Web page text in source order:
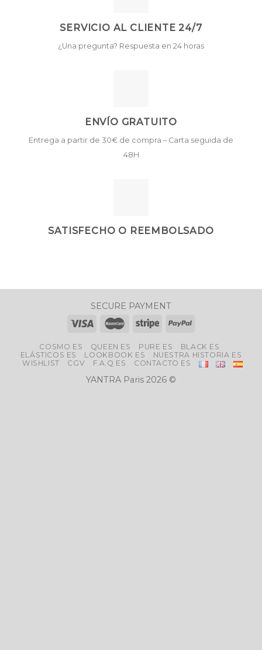
SERVICIO AL CLIENTE 24/7
¿Una pregunta? Respuesta en 24 horas
ENVÍO GRATUITO
Entrega a partir de 30€ de compra – Carta seguida de
48H
SATISFECHO O REEMBOLSADO
SECURE PAYMENT
COSMO ES QUEEN ES PURE ES
BLACK ES
ELÁSTICOS ES
LOOKBOOK ES
NUESTRA HISTORIA ES
WISHLIST
CGV F.A.Q ES CONTACTO ES
YANTRA Paris 2026 ©